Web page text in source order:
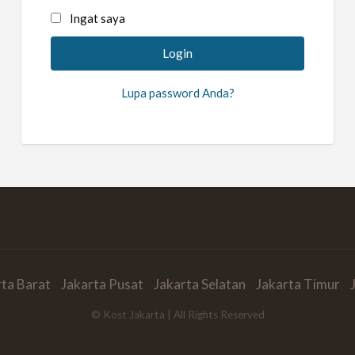
Ingat saya
Lupa password Anda?
Barat Jakarta Pusat Jakarta Selatan Jakarta Timur
© Kost Jakarta | All Rights Reserved